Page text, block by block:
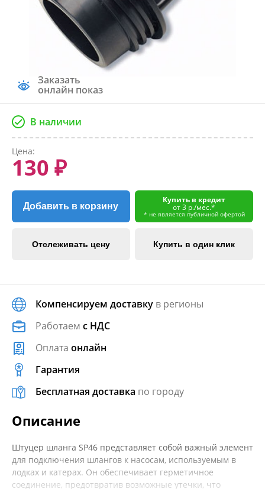
Заказать
онлайн показ
В наличии
Цена:
130 ₽
Добавить в корзину
Купить в кредит
от 3 р./мес.*
* не является публичной офертой
Отслеживать цену Купить в один клик
Компенсируем доставку в регионы
Работаем с НДС
Оплата онлайн
Гарантия
Бесплатная доставка по городу
Описание
Штуцер шланга SP46 представляет собой важный элемент
для подключения шлангов к насосам, используемым в
лодках и катерах. Он обеспечивает герметичное
соединение, предотвратив возможные утечки, что